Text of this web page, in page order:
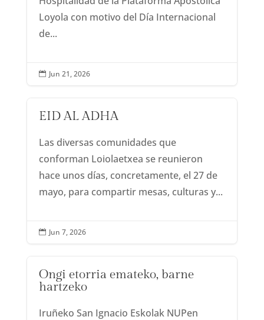
Loyola con motivo del Día Internacional
de...
 Jun 21, 2026
EID AL ADHA
Las diversas comunidades que
conforman Loiolaetxea se reunieron
hace unos días, concretamente, el 27 de
mayo, para compartir mesas, culturas y...
 Jun 7, 2026
Ongi etorria emateko, barne
hartzeko
Iruñeko San Ignacio Eskolak NUPen